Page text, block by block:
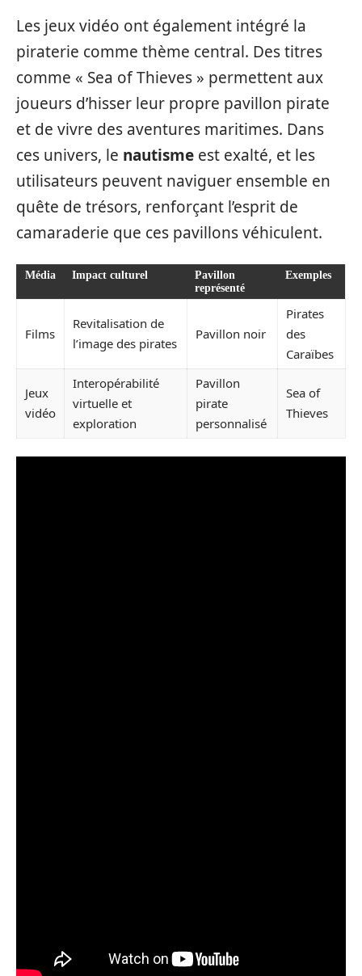
Les jeux vidéo ont également intégré la
piraterie comme thème central. Des titres
comme « Sea of Thieves » permettent aux
joueurs d’hisser leur propre pavillon pirate
et de vivre des aventures maritimes. Dans
ces univers, le nautisme est exalté, et les
utilisateurs peuvent naviguer ensemble en
quête de trésors, renforçant l’esprit de
camaraderie que ces pavillons véhiculent.
Média Impact culturel
Pavillon
représenté
Exemples
Films
Revitalisation de
l’image des pirates
Pavillon noir
Pirates
des
Caraïbes
Jeux
vidéo
Interopérabilité
virtuelle et
exploration
Pavillon
pirate
personnalisé
Sea of
Thieves